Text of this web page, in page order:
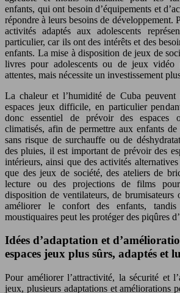
enfants, qui ont besoin d’équipements et
répondre à leurs besoins de développement.
activités adaptés aux adolescents
particulier, car ils ont des intérêts et des
enfants. La mise à disposition de jeux de
livres pour adolescents ou de jeux vidéo
attentes, mais nécessite un investissement
La chaleur et l’humidité de Cuba peuvent
espaces jeux difficile, en particulier
donc essentiel de prévoir des espaces
climatisés, afin de permettre aux enfants
sans risque de surchauffe ou de
des pluies, il est important de prévoir des
intérieurs, ainsi que des activités
que des jeux de société, des ateliers de
lecture ou des projections de films
disposition de ventilateurs, de brumisateurs
améliorer le confort des enfants,
moustiquaires peut les protéger des piqûres
Idées d’adaptation et
espaces jeux plus sûrs, adaptés et
Pour améliorer l’attractivité, la sécurité et
jeux, plusieurs adaptations et améliorations